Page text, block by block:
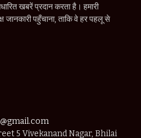
खबरें प्रदान करता है। हमारी
जानकारी पहुँचाना, ताकि वे हर पहलू से
5 Vivekanand Nagar, Bhilai